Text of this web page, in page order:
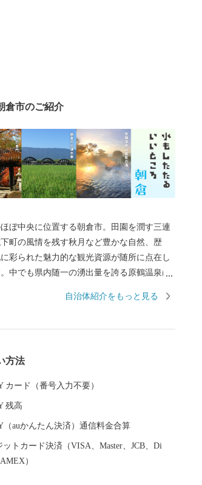
倉市のご紹介
ぼ中央に位置する朝倉市。田園を潤す三連
町の風情を残す秋月など豊かな自然、歴
彩られた魅力的な観光資源が随所に点在し
中でも県内随一の湧出量を誇る原鶴温泉は
は全国的に有名で奈良時代からおこなわれて
自治体紹介をもっと見る
方法
カード（番号入力不要）
残高
（auかんたん決済）通信料金合算
ットカード決済（VISA、Master、JCB、Di
）